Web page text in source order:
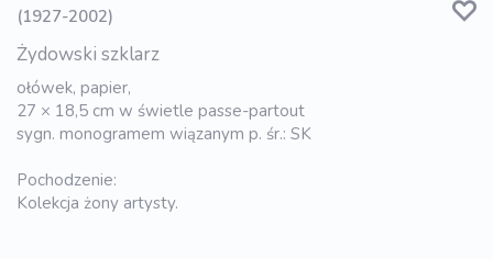
(1927-2002)
Żydowski szklarz
ołówek, papier,
27 × 18,5 cm w świetle passe-partout
sygn. monogramem wiązanym p. śr.: SK
Pochodzenie:
Kolekcja żony artysty.